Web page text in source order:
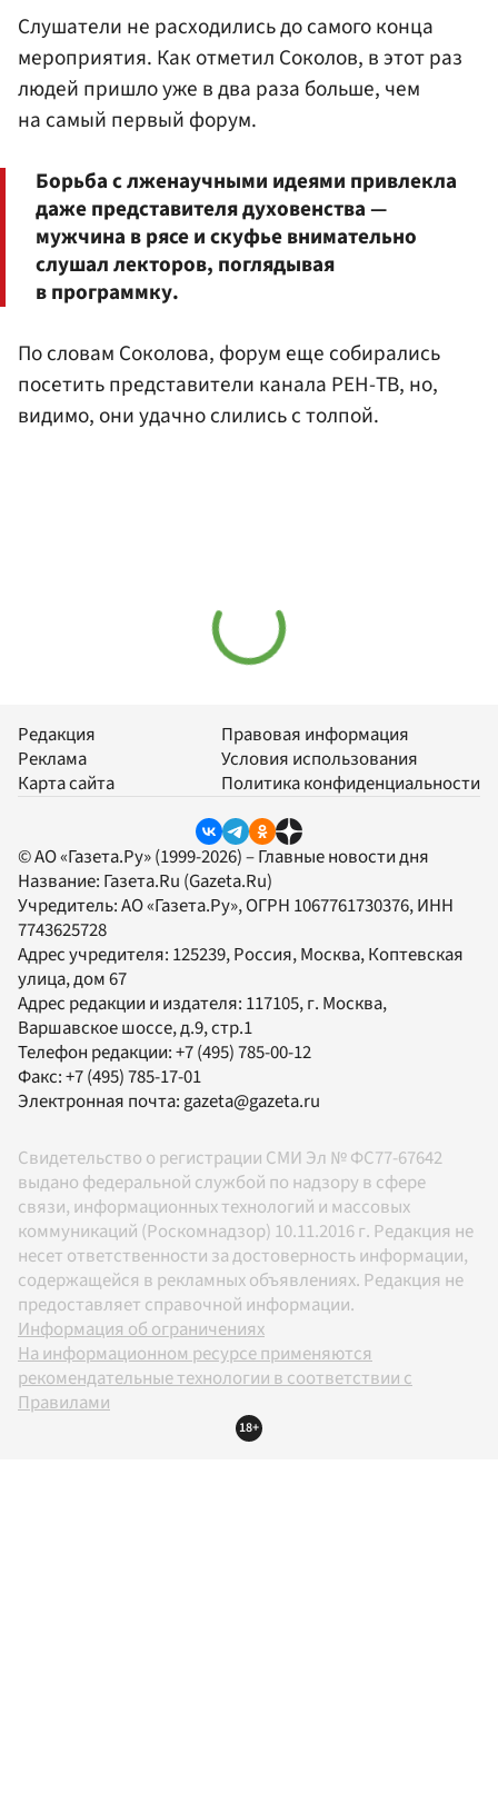
Слушатели не расходились до самого конца
мероприятия. Как отметил Соколов, в этот раз
людей пришло уже в два раза больше, чем
на самый первый форум.
Борьба с лженаучными идеями привлекла
даже представителя духовенства —
мужчина в рясе и скуфье внимательно
слушал лекторов, поглядывая
в программку.
По словам Соколова, форум еще собирались
посетить представители канала РЕН-ТВ, но,
видимо, они удачно слились с толпой.
Редакция
Реклама
Карта сайта
Правовая информация
Условия использования
Политика конфиденциальности
© АО «Газета.Ру» (1999-2026) – Главные новости дня
Название: Газета.Ru (Gazeta.Ru)
Учредитель:АО «Газета.Ру», ОГРН 1067761730376, ИНН
7743625728
Адрес учредителя: 125239, Россия, Москва, Коптевская
улица, дом 67
Адрес редакции и издателя: 117105, г. Москва,
Варшавское шоссе, д.9, стр.1
Телефон редакции:+7 (495) 785-00-12
Факс:+7 (495) 785-17-01
Электронная почта: gazeta@gazeta.ru
Свидетельство о регистрации СМИ Эл № ФС77-67642
выдано федеральной службой по надзору в сфере
связи, информационных технологий и массовых
коммуникаций (Роскомнадзор) 10.11.2016 г. Редакция не
несет ответственности за достоверность информации,
содержащейся в рекламных объявлениях. Редакция не
предоставляет справочной информации.
Информация об ограничениях
На информационном ресурсе применяются
рекомендательные технологии в соответствии с
Правилами
18+